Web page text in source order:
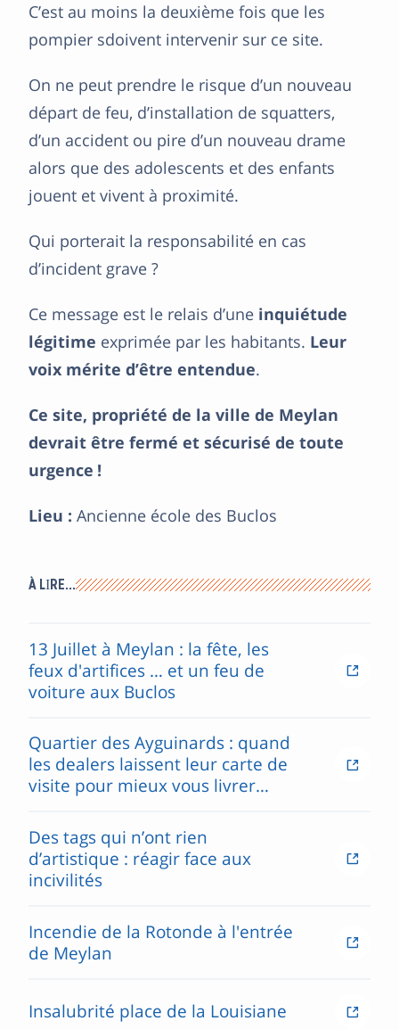
C’est au moins la deuxième fois que les
pompier sdoivent intervenir sur ce site.
On ne peut prendre le risque d’un nouveau
départ de feu, d’installation de squatters,
d’un accident ou pire d’un nouveau drame
alors que des adolescents et des enfants
jouent et vivent à proximité.
Qui porterait la responsabilité en cas
d’incident grave ?
Ce message est le relais d’une inquiétude
légitime exprimée par les habitants. Leur
voix mérite d’être entendue.
Ce site, propriété de la ville de Meylan
devrait être fermé et sécurisé de toute
urgence !
Lieu : Ancienne école des Buclos
À LIRE…
13 Juillet à Meylan : la fête, les
feux d'artifices … et un feu de
voiture aux Buclos
Quartier des Ayguinards : quand
les dealers laissent leur carte de
visite pour mieux vous livrer…
Des tags qui n’ont rien
d’artistique : réagir face aux
incivilités
Incendie de la Rotonde à l'entrée
de Meylan
Insalubrité place de la Louisiane